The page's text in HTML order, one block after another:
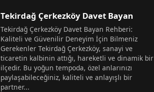
Tekirdağ Çerkezköy Davet Bayan
Tekirdağ Çerkezköy Davet Bayan Rehberi:
Kaliteli ve Güvenilir Deneyim İçin Bilmeniz
Gerekenler Tekirdağ Çerkezköy, sanayi ve
ticaretin kalbinin attığı, hareketli ve dinamik bir
ilçedir. Bu yoğun tempoda, özel anlarınızı
paylaşabileceğiniz, kaliteli ve anlayışlı bir
partner...